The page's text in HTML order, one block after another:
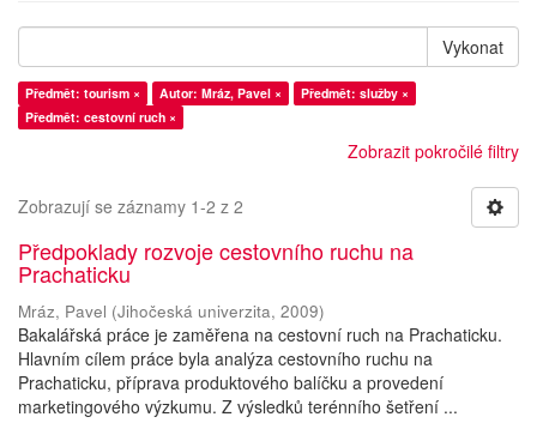
Vykonat
Předmět: tourism × Autor: Mráz, Pavel ×
Předmět: služby ×
Předmět: cestovní ruch ×
Zobrazit pokročilé filtry
Zobrazují se záznamy 1-2 z 2
Předpoklady rozvoje cestovního ruchu na
Prachaticku
Mráz, Pavel (Jihočeská univerzita, 2009)
Bakalářská práce je zaměřena na cestovní ruch na Prachaticku.
Hlavním cílem práce byla analýza cestovního ruchu na
Prachaticku, příprava produktového balíčku a provedení
marketingového výzkumu. Z výsledků terénního šetření ...